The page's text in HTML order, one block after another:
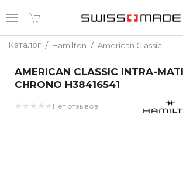
Каталог / Hamilton / American Classic
AMERICAN CLASSIC INTRA-
CHRONO H38416541
★ ★ ★ ★ ★ Нет отзывов